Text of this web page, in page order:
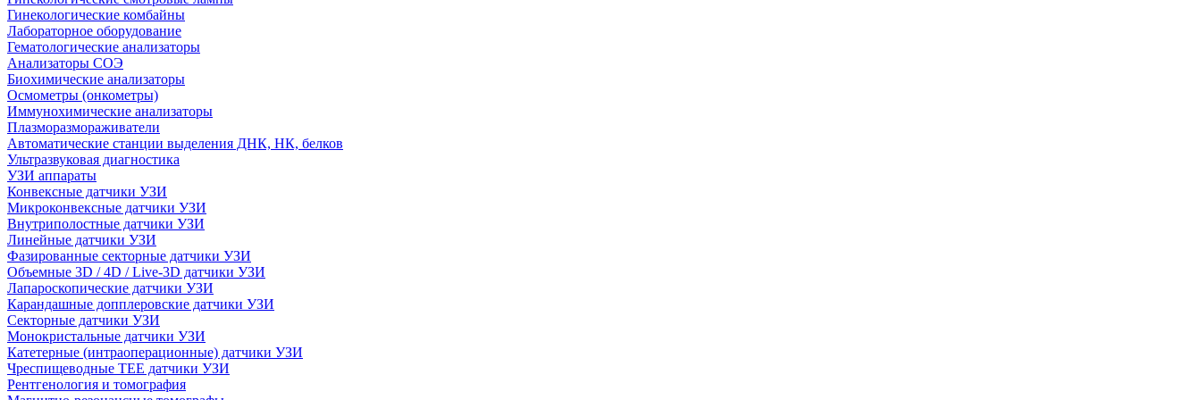
Гинекологические комбайны
Лабораторное оборудование
Гематологические анализаторы
Анализаторы СОЭ
Биохимические анализаторы
Осмометры (онкометры)
Иммунохимические анализаторы
Плазморазмораживатели
Автоматические станции выделения ДНК, НК, белков
Ультразвуковая диагностика
УЗИ аппараты
Конвексные датчики УЗИ
Микроконвексные датчики УЗИ
Внутриполостные датчики УЗИ
Линейные датчики УЗИ
Фазированные секторные датчики УЗИ
Объемные 3D / 4D / Live-3D датчики УЗИ
Лапароскопические датчики УЗИ
Карандашные допплеровские датчики УЗИ
Секторные датчики УЗИ
Монокристальные датчики УЗИ
Катетерные (интраоперационные) датчики УЗИ
Чреспищеводные TEE датчики УЗИ
Рентгенология и томография